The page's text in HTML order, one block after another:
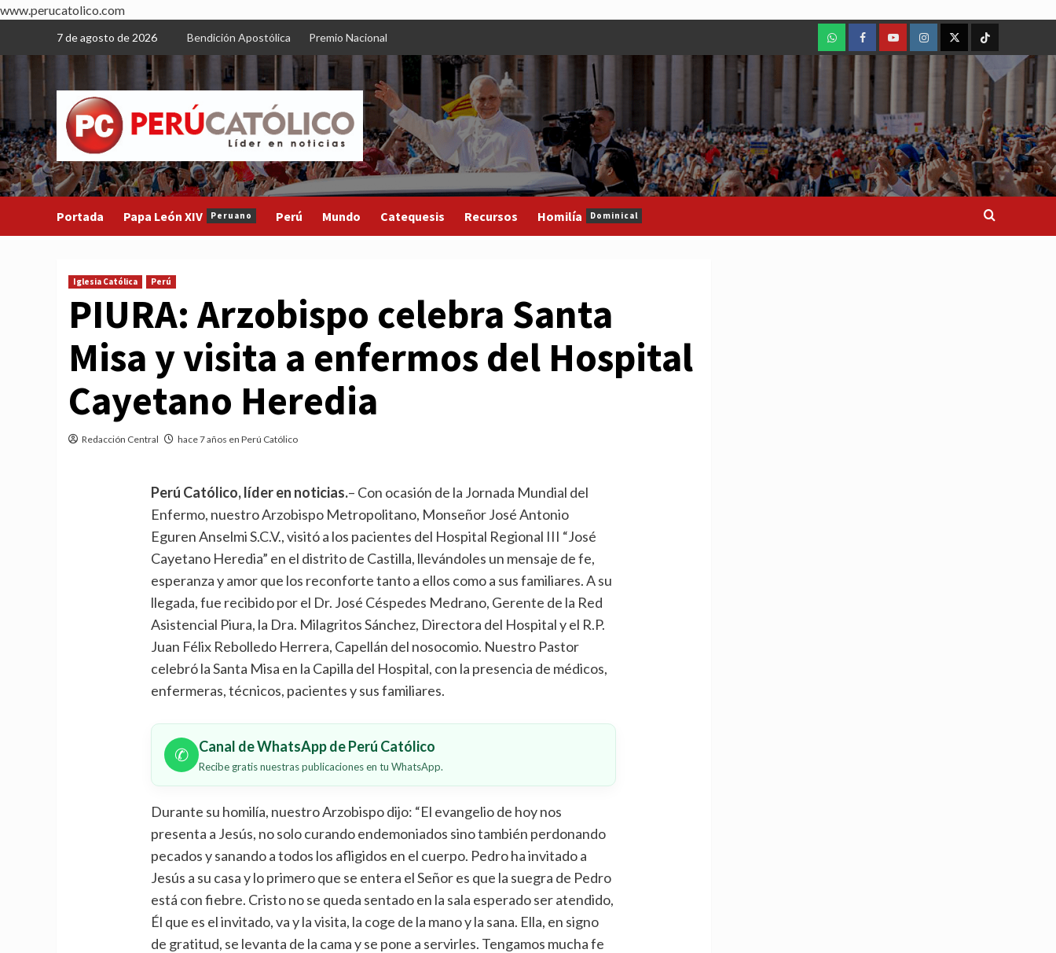
www.perucatolico.com
content
7 de agosto de 2026 Bendición Apostólica Premio Nacional
WhatsAppFacebookYoutubeInstagram
X TikTok
Portada Papa León XIV Peruano Perú Mundo Catequesis Recursos Homilía Dominical
Iglesia Católica Perú
PIURA: Arzobispo celebra Santa
Misa y visita a enfermos del Hospital
Cayetano Heredia
Redacción Central hace 7 años en Perú Católico
Perú Católico, líder en noticias.– Con ocasión de la Jornada Mundial del
Enfermo, nuestro Arzobispo Metropolitano, Monseñor José Antonio
Eguren Anselmi S.C.V., visitó a los pacientes del Hospital Regional III “José
Cayetano Heredia” en el distrito de Castilla, llevándoles un mensaje de fe,
esperanza y amor que los reconforte tanto a ellos como a sus familiares. A su
llegada, fue recibido por el Dr. José Céspedes Medrano, Gerente de la Red
Asistencial Piura, la Dra. Milagritos Sánchez, Directora del Hospital y el R.P.
Juan Félix Rebolledo Herrera, Capellán del nosocomio. Nuestro Pastor
celebró la Santa Misa en la Capilla del Hospital, con la presencia de médicos,
enfermeras, técnicos, pacientes y sus familiares.
✆ Canal de WhatsApp de Perú Católico
Recibe gratis nuestras publicaciones en tu WhatsApp.
Durante su homilía, nuestro Arzobispo dijo: “El evangelio de hoy nos
presenta a Jesús, no solo curando endemoniados sino también perdonando
pecados y sanando a todos los afligidos en el cuerpo. Pedro ha invitado a
Jesús a su casa y lo primero que se entera el Señor es que la suegra de Pedro
está con fiebre. Cristo no se queda sentado en la sala esperado ser atendido,
Él que es el invitado, va y la visita, la coge de la mano y la sana. Ella, en signo
de gratitud, se levanta de la cama y se pone a servirles. Tengamos mucha fe